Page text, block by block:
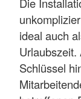
ideal auch
Urlaubszeit.
Schlüssel